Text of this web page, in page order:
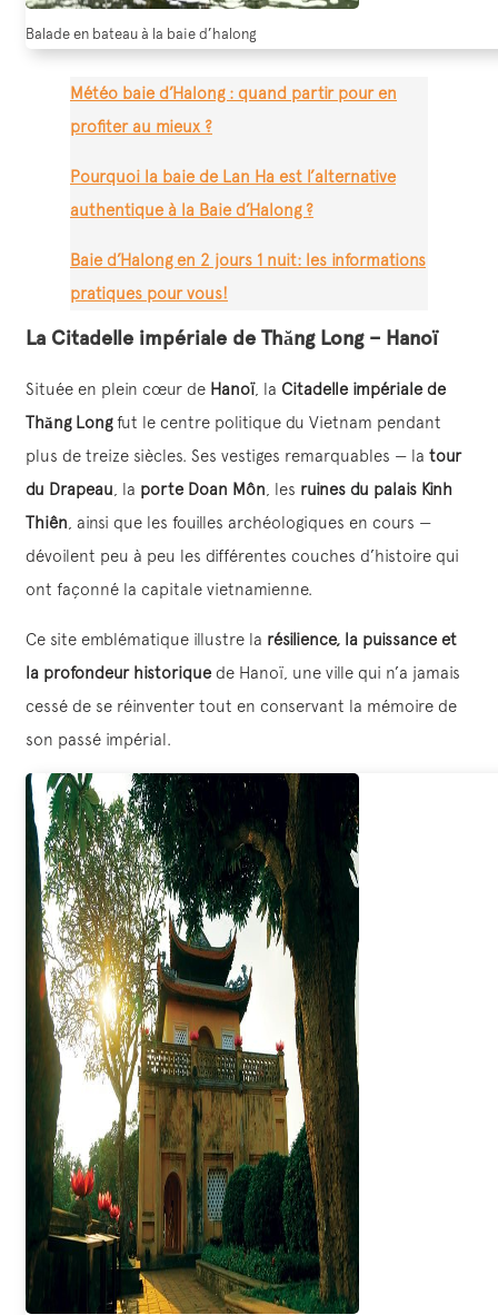
Balade en bateau à la baie d’halong
Météo baie d’Halong : quand partir pour en
profiter au mieux ?
Pourquoi la baie de Lan Ha est l’alternative
authentique à la Baie d’Halong ?
Baie d’Halong en 2 jours 1 nuit: les informations
pratiques pour vous!
La Citadelle impériale de Thăng Long – Hanoï
Située en plein cœur de Hanoï, la Citadelle impériale de
Thăng Longfut le centre politique du Vietnam pendant
plus de treize siècles. Ses vestiges remarquables — la tour
du Drapeau , la porte Doan Môn , les ruines du palais Kinh
Thiên , ainsi que les fouilles archéologiques en cours —
dévoilent peu à peu les différentes couches d’histoire qui
ont façonné la capitale vietnamienne.
Ce site emblématique illustre la résilience, la puissance et
la profondeur historiquede Hanoï, une ville qui n’a jamais
cessé de se réinventer tout en conservant la mémoire de
son passé impérial.